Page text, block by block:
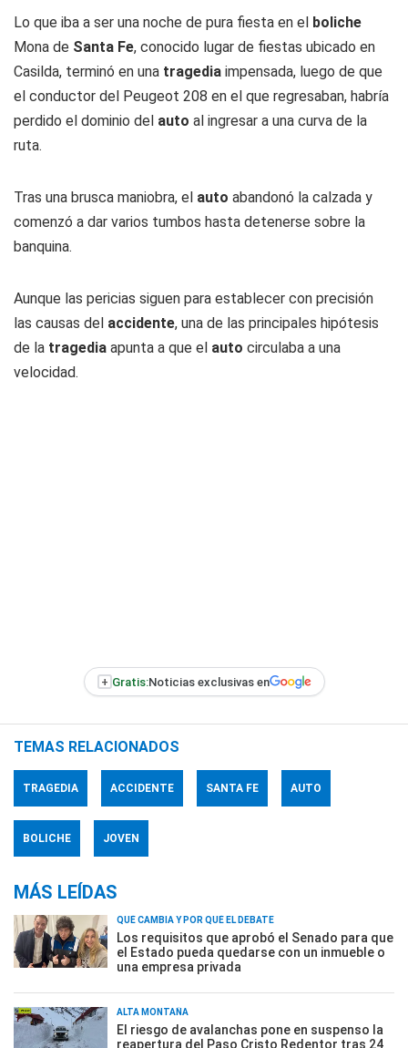
Lo que iba a ser una noche de pura fiesta en el
boliche
Mona de Santa Fe, conocido lugar de fiestas ubicado en
Casilda, terminó en una tragedia impensada, luego de que
el conductor del Peugeot 208 en el que regresaban, habría
perdido el dominio del auto al ingresar a una curva de la
ruta.
Tras una brusca maniobra, el auto abandonó la calzada y
comenzó a dar varios tumbos hasta detenerse sobre la
banquina.
Aunque las pericias siguen para establecer con precisión
las causas del accidente, una de las principales hipótesis
de la tragedia apunta a que el auto circulaba a una
velocidad.
+ Gratis:Noticias exclusivas en
TEMAS RELACIONADOS
TRAGEDIA ACCIDENTE SANTA FE AUTO
BOLICHE JOVEN
MÁS LEÍDAS
QUÉ CAMBIA Y POR QUÉ EL DEBATE
Los requisitos que aprobó el Senado para que
el Estado pueda quedarse con un inmueble o
una empresa privada
ALTA MONTAÑA
El riesgo de avalanchas pone en suspenso la
reapertura del Paso Cristo Redentor tras 24